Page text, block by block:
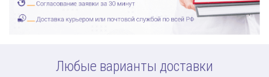
Любые варианты доставки